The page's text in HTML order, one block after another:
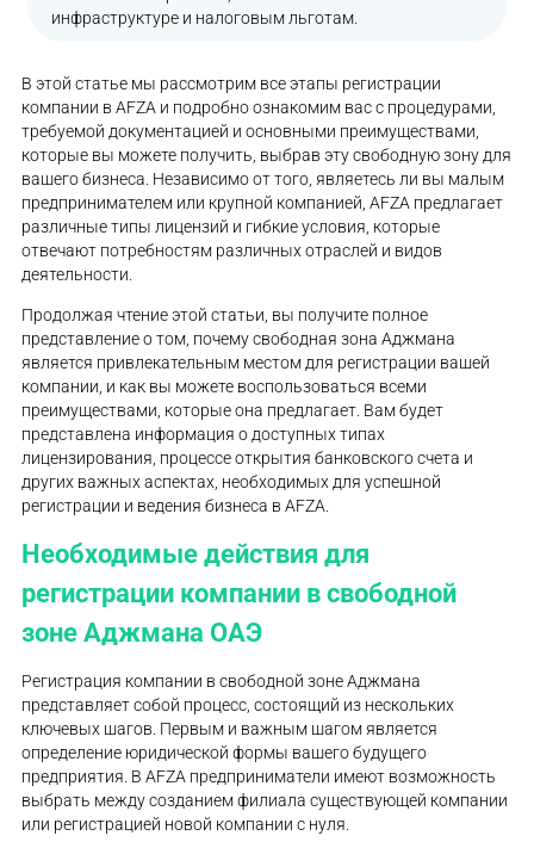
инфраструктуре и налоговым льготам.
В этой статье мы рассмотрим все этапы регистрации
компании в AFZA и подробно ознакомим вас с процедурами,
требуемой документацией и основными преимуществами,
которые вы можете получить, выбрав эту свободную зону для
вашего бизнеса. Независимо от того, являетесь ли вы малым
предпринимателем или крупной компанией, AFZA предлагает
различные типы лицензий и гибкие условия, которые
отвечают потребностям различных отраслей и видов
деятельности.
Продолжая чтение этой статьи, вы получите полное
представление о том, почему свободная зона Аджмана
является привлекательным местом для регистрации вашей
компании, и как вы можете воспользоваться всеми
преимуществами, которые она предлагает. Вам будет
представлена информация о доступных типах
лицензирования, процессе открытия банковского счета и
других важных аспектах, необходимых для успешной
регистрации и ведения бизнеса в AFZA.
Необходимые действия для
регистрации компании в свободной
зоне Аджмана ОАЭ
Регистрация компании в свободной зоне Аджмана
представляет собой процесс, состоящий из нескольких
ключевых шагов. Первым и важным шагом является
определение юридической формы вашего будущего
предприятия. В AFZA предприниматели имеют возможность
выбрать между созданием филиала существующей компании
или регистрацией новой компании с нуля.